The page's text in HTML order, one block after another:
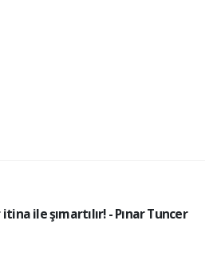
ile şımartılır! - Pınar Tuncer